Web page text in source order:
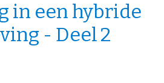
in een hybride
- Deel 2